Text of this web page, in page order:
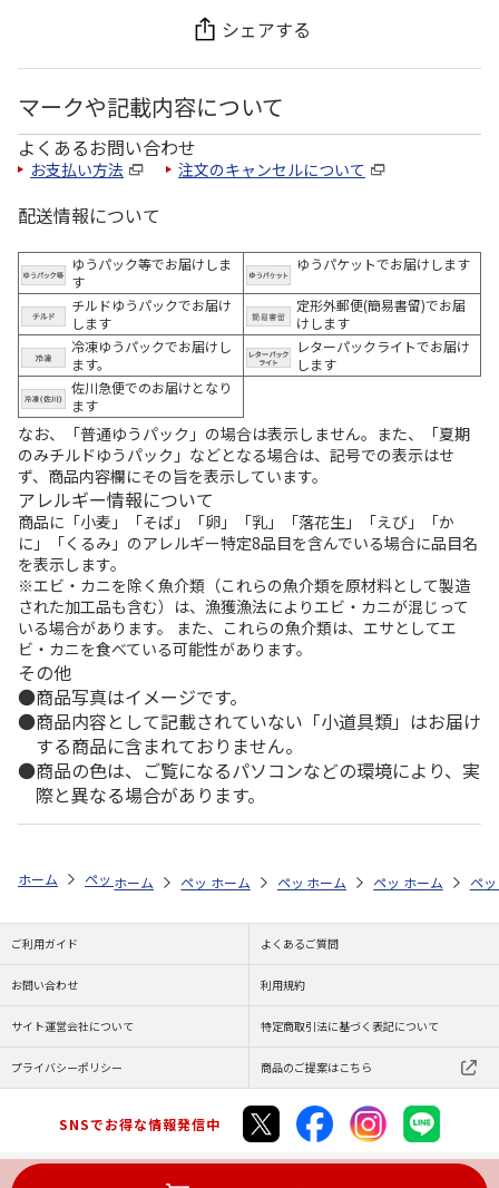
シェアする
マークや記載内容について
よくあるお問い合わせ
お支払い方法 注文のキャンセルについて
配送情報について
ゆうパック等でお届けしま
す
ゆうパケットでお届けします
チルドゆうパックでお届け
します
定形外郵便(簡易書留)でお届
けします
冷凍ゆうパックでお届けし
ます。
レターパックライトでお届け
します
佐川急便でのお届けとなり
ます
なお、「普通ゆうパック」の場合は表示しません。また、「夏期
のみチルドゆうパック」などとなる場合は、記号での表示はせ
ず、商品内容欄にその旨を表示しています。
アレルギー情報について
商品に「小麦」「そば」「卵」「乳」「落花生」「えび」「か
に」「くるみ」のアレルギー特定8品目を含んでいる場合に品目名
を表示します。
※エビ・カニを除く魚介類（これらの魚介類を原材料として製造
された加工品も含む）は、漁獲漁法によりエビ・カニが混じって
いる場合があります。 また、これらの魚介類は、エサとしてエ
ビ・カニを食べている可能性があります。
その他
商品写真はイメージです。
商品内容として記載されていない「小道具類」はお届け
する商品に含まれておりません。
商品の色は、ご覧になるパソコンなどの環境により、実
際と異なる場合があります。
ホーム ペットストア ケージ・飼育その他用品 アクアリウム内装（
ホーム ペットストア ケージ・飼育その他用品 ア
ホーム ペットストア ケージ・飼育その
ホーム ペットストア ケ
ホーム ペ
ご利用ガイド よくあるご質問
お問い合わせ 利用規約
サイト運営会社について 特定商取引法に基づく表記について
プライバシーポリシー 商品のご提案はこちら
SNSでお得な情報発信中